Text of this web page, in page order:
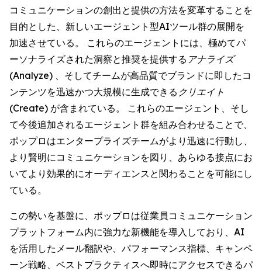
コミュニケーションの創出と提供の方法を変革することを
目的とした、新しいエージェント型AIツール群の展開を
加速させている。 これらのエージェントには、極めてパ
ーソナライズされた洞察と推奨を提供する アナライズ
(Analyze) 、そしてチームが高品質でブランドに即したコ
ンテンツを迅速かつ大規模に生成できる クリエイト
(Create) が含まれている。 これらのエージェント、そし
て今後追加されるエージェント群を組み合わせることで、
ポップロはエンタープライズチームがより迅速に行動し、
より賢明にコミュニケーションを図り、あらゆる接点にお
いてより効果的にオーディエンスと関わることを可能にし
ている。
この勢いを基盤に、ポップロは従業員コミュニケーション
プラットフォーム内に強力な新機能を導入しており、AI
を活用したメール翻訳や、パフォーマンス指標、キャンペ
ーン戦略、ベストプラクティスへ即時にアクセスできるパ